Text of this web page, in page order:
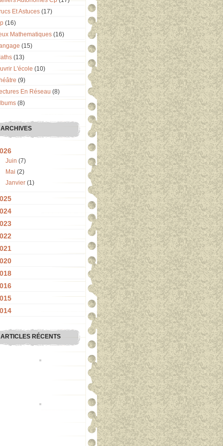
Et Astuces (17)
(16)
Mathematiques (16)
(15)
(13)
L'école (10)
(9)
En Réseau (8)
(8)
ARCHIVES
Juin (7)
Mai (2)
Janvier (1)
ARTICLES RÉCENTS